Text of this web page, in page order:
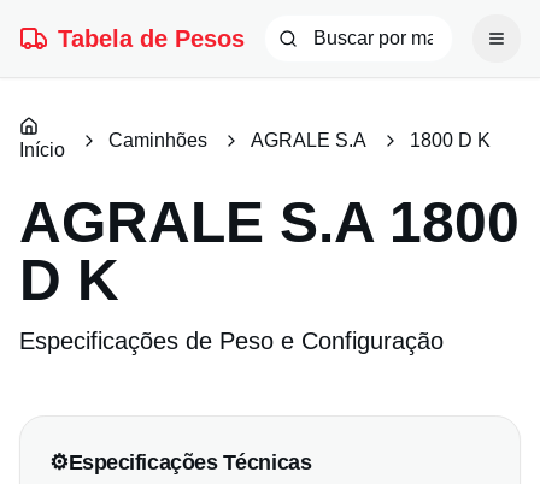
Tabela de Pesos
Início Caminhões AGRALE S.A 1800 D K
AGRALE S.A 1800
D K
Especificações de Peso e Configuração
⚙️Especificações Técnicas